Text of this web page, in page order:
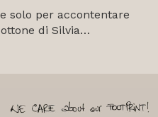
solo per accontentare
di Silvia…